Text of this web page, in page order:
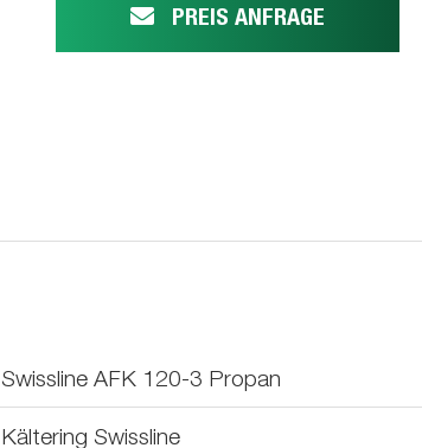
PREIS ANFRAGE
Swissline AFK 120-3 Propan
Kältering Swissline